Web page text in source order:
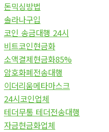
돈믹싱방법
솔라나구입
코인 송금대행 24시
비트코인현금화
소액결제현금화85%
암호화폐전송대행
이더리움메타마스크
24시코인업체
테더무통 테더전송대행
자금현금화업체